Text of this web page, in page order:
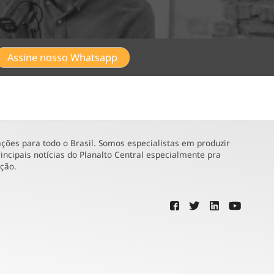
Assine nosso Whatsapp
para todo o Brasil. Somos especialistas em produzir
notícias do Planalto Central especialmente pra